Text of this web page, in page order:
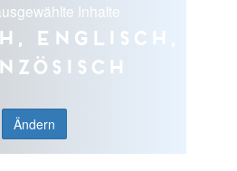
Inhalte
Englisch,
Ändern